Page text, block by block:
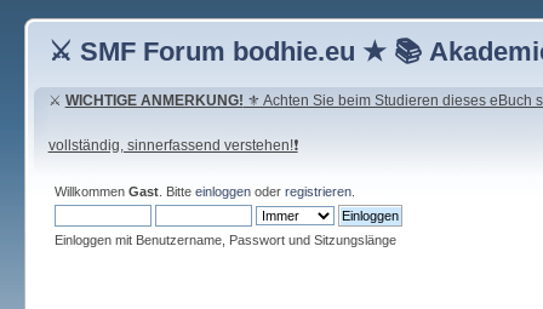
⚔ SMF Forum bodhie.eu ★ 📚
⚔ WICHTIGE ANMERKUNG! ⚜ Achten Sie beim Studieren dieses eBuch
vollständig, sinnerfassend verstehen!❗
Willkommen Gast. Bitte einloggenoder registrieren.
Einloggen mit Benutzername, Passwort und Sitzungslänge